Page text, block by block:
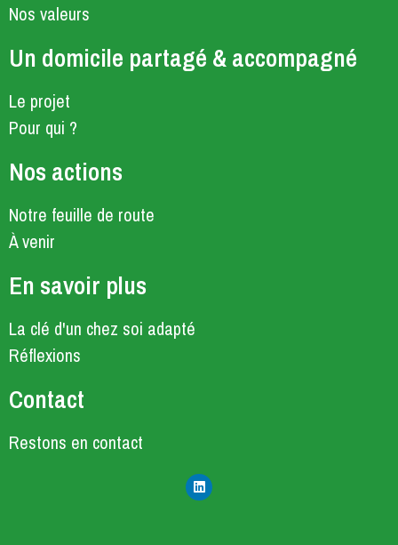
Nos valeurs
Un domicile partagé & accompagné
Le projet
Pour qui ?
Nos actions
Notre feuille de route
À venir
En savoir plus
La clé d'un chez soi adapté
Réflexions
Contact
Restons en contact